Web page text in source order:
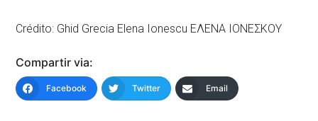
Crédito: Ghid Grecia Elena Ionescu ΕΛΕΝΑ ΙΟΝΕΣΚΟΥ
Compartir via:
Facebook Twitter Email